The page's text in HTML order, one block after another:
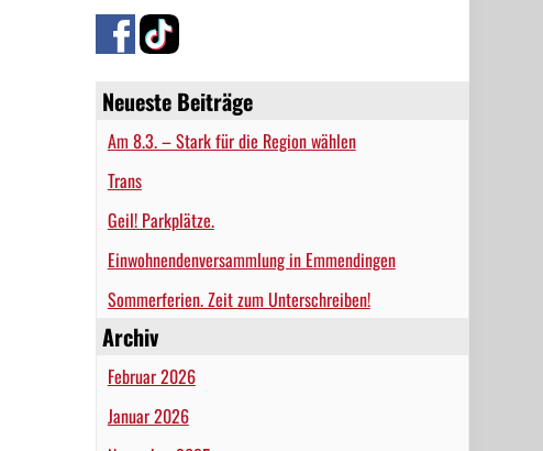
Neueste Beiträge
Am 8.3. – Stark für die Region wählen
Trans
Geil! Parkplätze.
Einwohnendenversammlung in Emmendingen
Sommerferien. Zeit zum Unterschreiben!
Archiv
Februar 2026
Januar 2026